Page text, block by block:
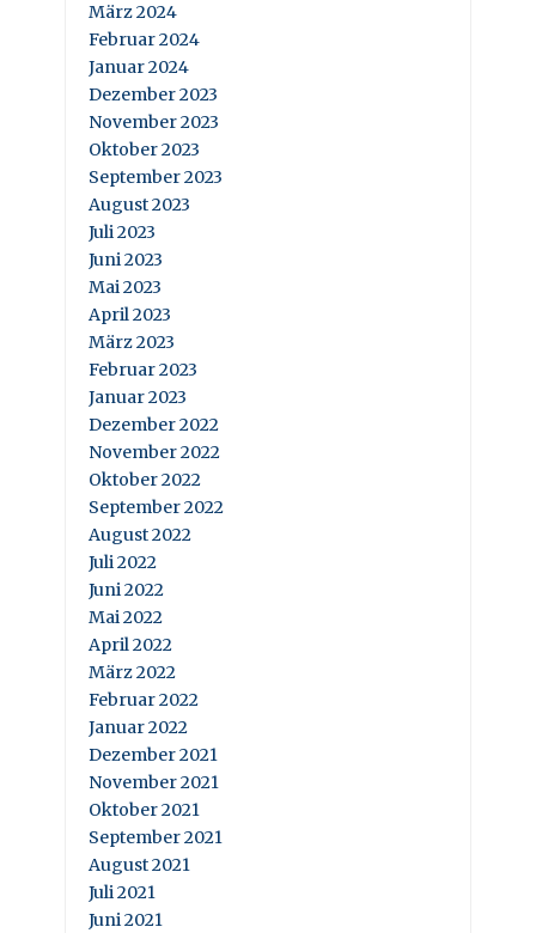
März 2024
Februar 2024
Januar 2024
Dezember 2023
November 2023
Oktober 2023
September 2023
August 2023
Juli 2023
Juni 2023
Mai 2023
April 2023
März 2023
Februar 2023
Januar 2023
Dezember 2022
November 2022
Oktober 2022
September 2022
August 2022
Juli 2022
Juni 2022
Mai 2022
April 2022
März 2022
Februar 2022
Januar 2022
Dezember 2021
November 2021
Oktober 2021
September 2021
August 2021
Juli 2021
Juni 2021